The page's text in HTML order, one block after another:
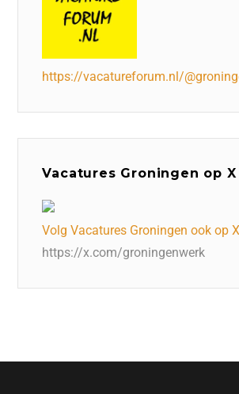
https://vacatureforum.nl/
Vacatures Groningen op X
Volg Vacatures Groningen ook op X
https://x.com/groningenwerk